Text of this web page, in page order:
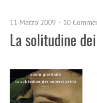
11 Marzo 2009 10
La solitudine